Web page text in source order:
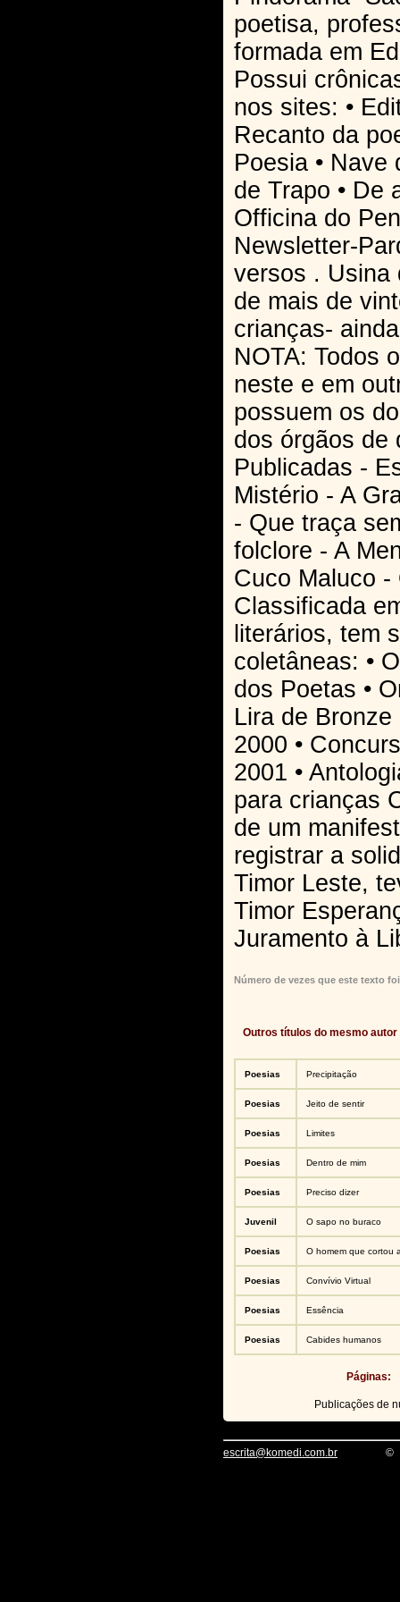
poetisa,
formada em
Possui
nos sites: •
Recanto da
Poesia • Nave
de Trapo • De
Officina do
Newsletter-
versos . Usina
de mais de
crianças-
NOTA: Todos
neste e em
possuem os
dos órgãos de
Publicadas -
Mistério - A
- Que traça
folclore - A
Cuco Maluco -
Classificada
literários, tem
coletâneas: •
dos Poetas •
Lira de Bronze
2000 •
2001 •
para crianças
de um
registrar a
Timor Leste,
Timor
Juramento à
Número de vezes que este texto
Outros títulos do mesmo autor
Poesias Precipitação
Poesias Jeito de sentir
Poesias Limites
Poesias Dentro de mim
Poesias Preciso dizer
Juvenil O sapo no buraco
Poesias O homem que cortou
Poesias Convívio Virtual
Poesias Essência
Poesias Cabides humanos
Páginas:
Publicações de
escrita@komedi.com.br ©